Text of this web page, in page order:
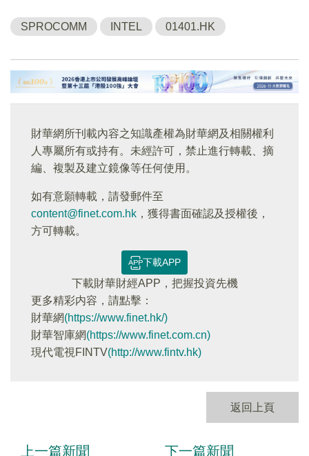
SPROCOMM INTEL 01401.HK
財華網所刊載內容之知識產權為財華網及相關權利
人專屬所有或持有。未經許可，禁止進行轉載、摘
編、複製及建立鏡像等任何使用。
如有意願轉載，請發郵件至
content@finet.com.hk ，獲得書面確認及授權後，
方可轉載。
下載APP
下載財華財經APP，把握投資先機
更多精彩内容，請點擊：
財華網(https://www.finet.hk/)
財華智庫網(https://www.finet.com.cn)
現代電視FINTV(http://www.fintv.hk)
返回上頁
上一篇新聞 下一篇新聞